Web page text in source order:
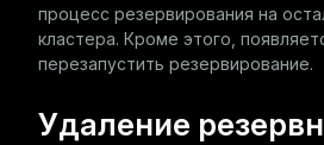
процесс резервирования на
кластера. Кроме этого,
перезапустить резервирование.
Удаление